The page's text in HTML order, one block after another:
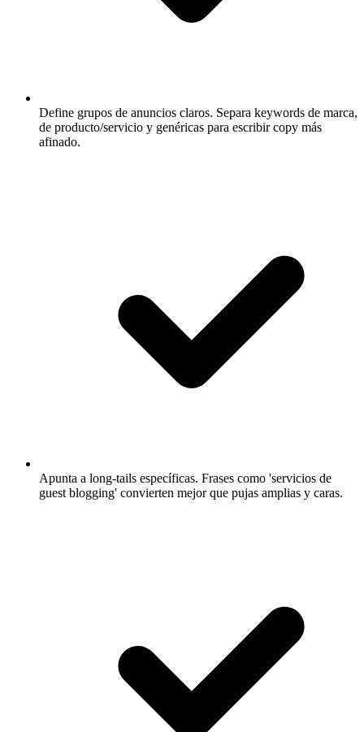
Define grupos de anuncios claros. Separa keywords de marca,
de producto/servicio y genéricas para escribir copy más
afinado.
Apunta a long-tails específicas. Frases como 'servicios de
guest blogging' convierten mejor que pujas amplias y caras.